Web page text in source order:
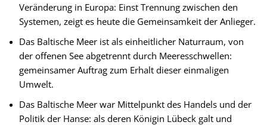
Veränderung in Europa: Einst Trennung zwischen den
Systemen, zeigt es heute die Gemeinsamkeit der Anlieger.
Das Baltische Meer ist als einheitlicher Naturraum, von
der offenen See abgetrennt durch Meeresschwellen:
gemeinsamer Auftrag zum Erhalt dieser einmaligen
Umwelt.
Das Baltische Meer war Mittelpunkt des Handels und der
Politik der Hanse: als deren Königin Lübeck galt und